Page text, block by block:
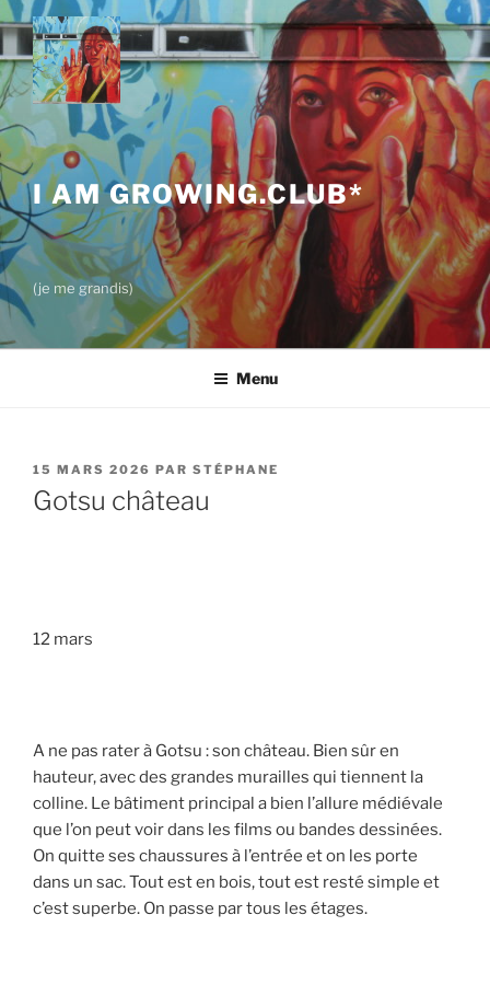
Aller
au
contenu
principal
I AM GROWING.CLUB*
(je me grandis)
Menu
PUBLIÉ
LE
15 MARS 2026 PAR STÉPHANE
Gotsu château
12 mars
A ne pas rater à Gotsu : son château. Bien sûr en
hauteur, avec des grandes murailles qui tiennent la
colline. Le bâtiment principal a bien l’allure médiévale
que l’on peut voir dans les films ou bandes dessinées.
On quitte ses chaussures à l’entrée et on les porte
dans un sac. Tout est en bois, tout est resté simple et
c’est superbe. On passe par tous les étages.